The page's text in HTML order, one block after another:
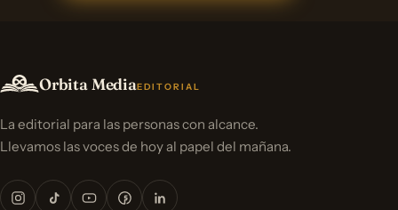
Orbita MediaEDITORIAL
La editorial para las personas con alcance.
Llevamos las voces de hoy al papel del mañana.